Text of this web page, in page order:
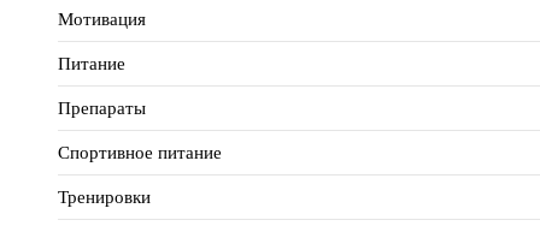
Мотивация
Питание
Препараты
Спортивное питание
Тренировки